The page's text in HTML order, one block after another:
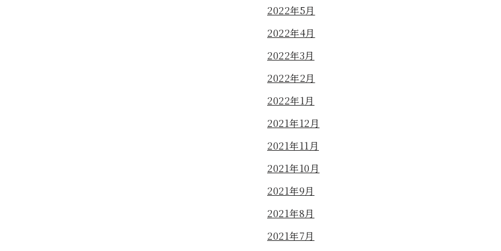
2022年5月
2022年4月
2022年3月
2022年2月
2022年1月
2021年12月
2021年11月
2021年10月
2021年9月
2021年8月
2021年7月